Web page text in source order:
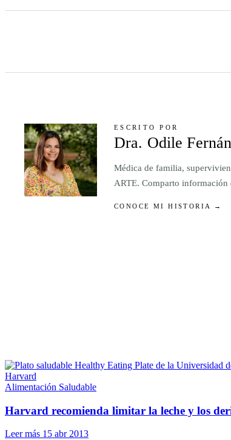
ESCRITO POR
Dra. Odile
Médica de familia,
ARTE. Comparto información
CONOCE MI HISTORIA →
Alimentación Saludable
Harvard recomienda limitar la leche y los
Leer más 15 abr 2013